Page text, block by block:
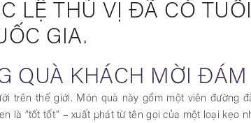
LỆ THÚ VỊ ĐÃ CÓ
GIA.
QUÀ KHÁCH MỜI
trên thế giới. Món quà này gồm một viên đường
là “tốt tốt” – xuất phát từ tên gọi của một loại kẹo